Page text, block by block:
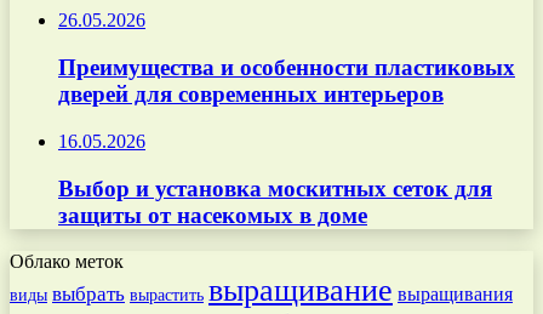
26.05.2026
Преимущества и особенности пластиковых
дверей для современных интерьеров
16.05.2026
Выбор и установка москитных сеток для
защиты от насекомых в доме
Облако меток
виды выбрать вырастить выращивание выращивания